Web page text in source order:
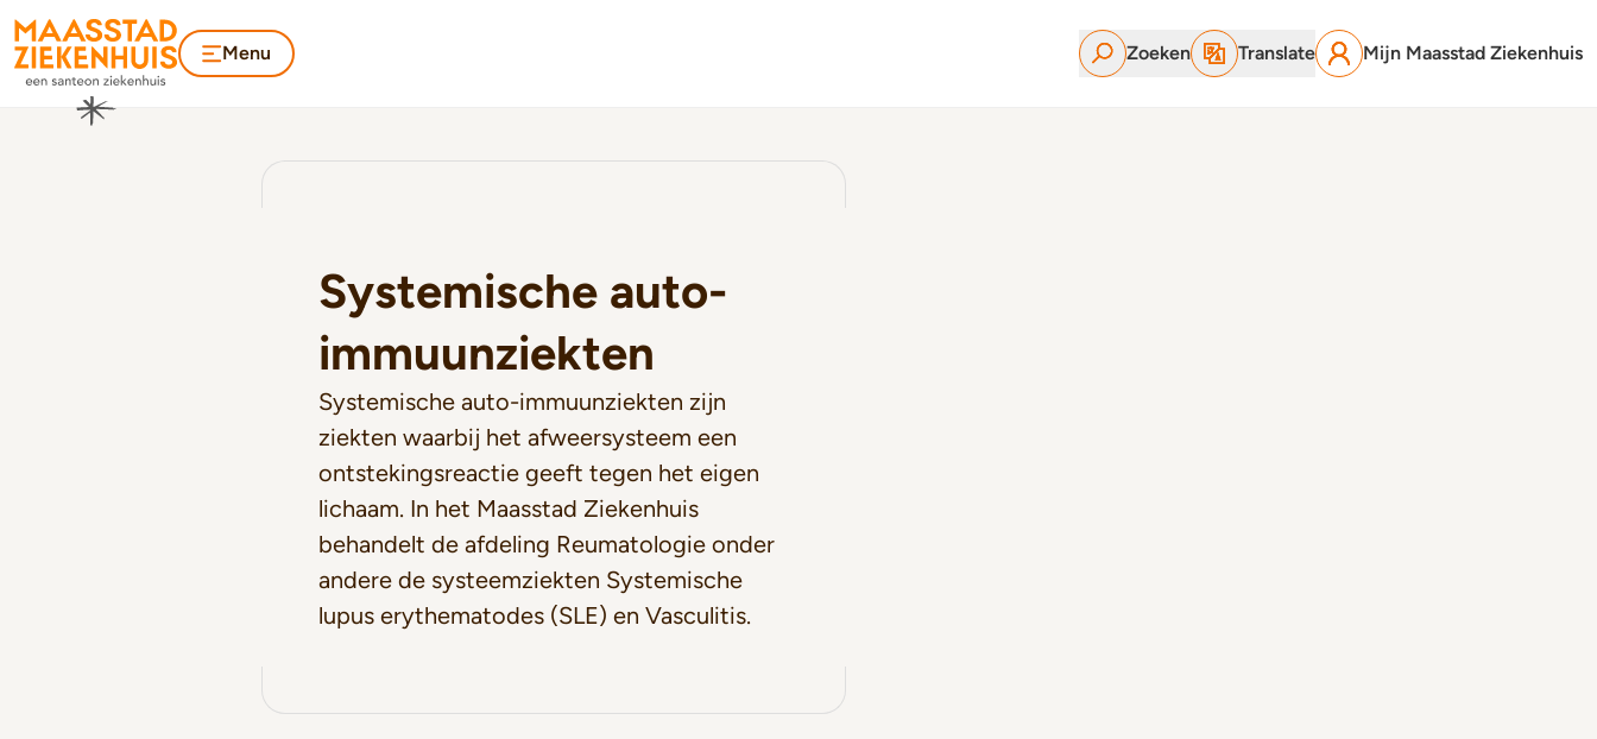
Menu Zoeken Translate Mijn Maasstad Ziekenhuis
Systemische auto-
immuunziekten
Systemische auto-immuunziekten zijn
ziekten waarbij het afweersysteem een
ontstekingsreactie geeft tegen het eigen
lichaam. In het Maasstad Ziekenhuis
behandelt de afdeling Reumatologie onder
andere de systeemziekten Systemische
lupus erythematodes (SLE) en Vasculitis.